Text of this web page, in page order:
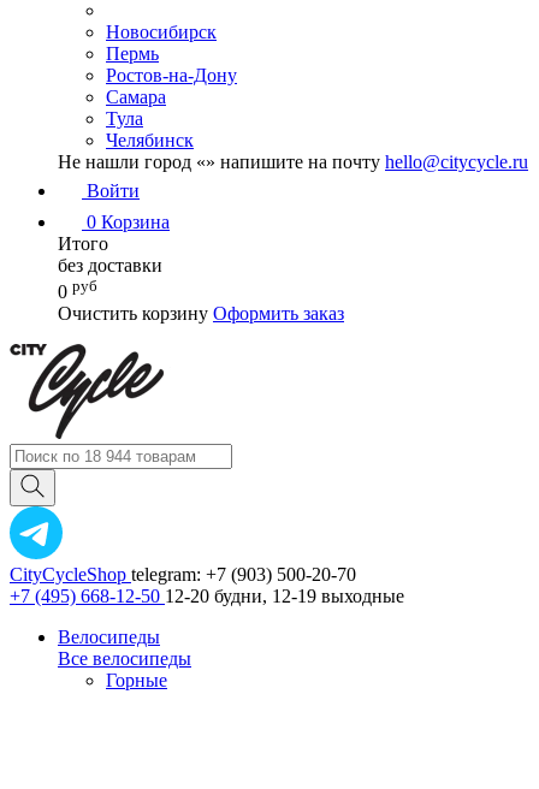
Новосибирск
Пермь
Ростов-на-Дону
Самара
Тула
Челябинск
Не нашли город «» напишите на почту hello@citycycle.ru
Войти
0 Корзина
Итого
без доставки
0 руб
Очистить корзину Оформить заказ
CityCycleShop telegram: +7 (903) 500-20-70
+7 (495) 668-12-50 12-20 будни, 12-19 выходные
Велосипеды
Все велосипеды
Горные